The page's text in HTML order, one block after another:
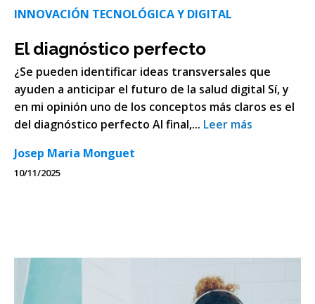
INNOVACIÓN TECNOLÓGICA Y DIGITAL
El diagnóstico perfecto
¿Se pueden identificar ideas transversales que
ayuden a anticipar el futuro de la salud digital Sí, y
en mi opinión uno de los conceptos más claros es el
del diagnóstico perfecto Al final,... Leer más
Josep Maria Monguet
10/11/2025